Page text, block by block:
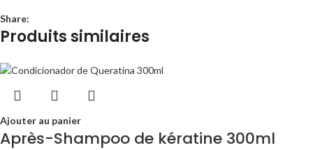
Share:
Produits similaires
Ajouter au panier
Après-Shampoo de kératine 300ml